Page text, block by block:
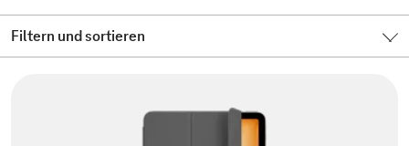
Filtern und sortieren